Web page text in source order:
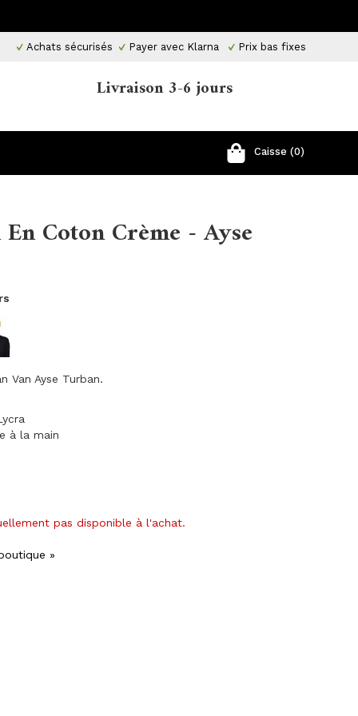
Achats sécurisés Payer avec Klarna Prix ​​bas fixes
Livraison 3-6 jours
Caisse (0)
Coton Crème - Ayse
Van Ayse Turban.
à la main
pas disponible à l'achat.
»